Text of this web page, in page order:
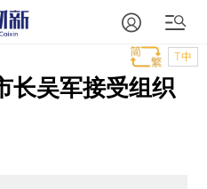
T中
长吴军接受组织